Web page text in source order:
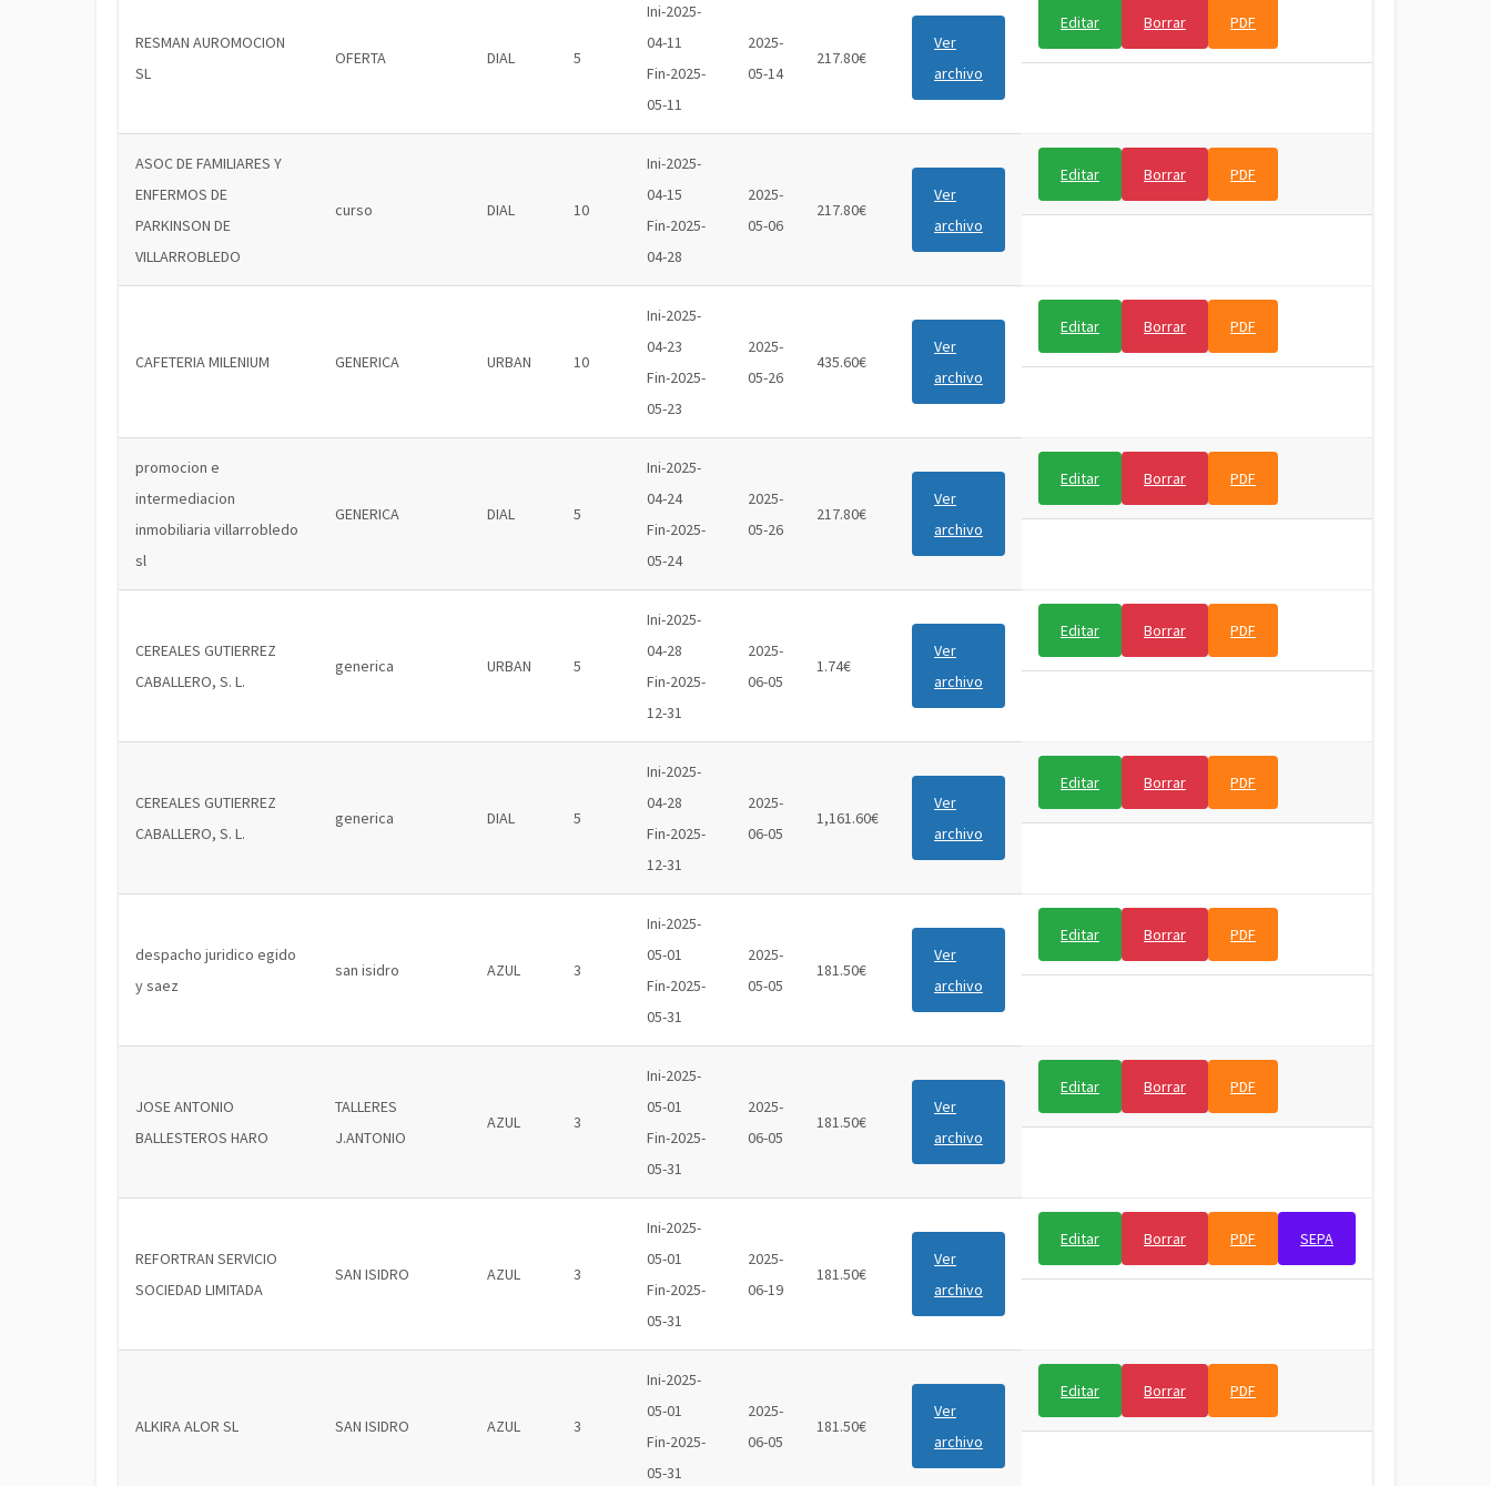
RESMAN AUROMOCION
SL
OFERTA DIAL 5
Ini-2025-
04-11
Fin-2025-
05-11
2025-
05-14
217.80€
Ver
archivo
Editar Borrar PDF
ASOC DE FAMILIARES Y
ENFERMOS DE
PARKINSON DE
VILLARROBLEDO
curso DIAL 10
Ini-2025-
04-15
Fin-2025-
04-28
2025-
05-06
217.80€
Ver
archivo
Editar Borrar PDF
CAFETERIA MILENIUM GENERICA URBAN 10
Ini-2025-
04-23
Fin-2025-
05-23
2025-
05-26
435.60€
Ver
archivo
Editar Borrar PDF
promocion e
intermediacion
inmobiliaria villarrobledo
sl
GENERICA DIAL 5
Ini-2025-
04-24
Fin-2025-
05-24
2025-
05-26
217.80€
Ver
archivo
Editar Borrar PDF
CEREALES GUTIERREZ
CABALLERO, S. L.
generica URBAN 5
Ini-2025-
04-28
Fin-2025-
12-31
2025-
06-05
1.74€
Ver
archivo
Editar Borrar PDF
CEREALES GUTIERREZ
CABALLERO, S. L.
generica DIAL 5
Ini-2025-
04-28
Fin-2025-
12-31
2025-
06-05
1,161.60€
Ver
archivo
Editar Borrar PDF
despacho juridico egido
y saez
san isidro AZUL 3
Ini-2025-
05-01
Fin-2025-
05-31
2025-
05-05
181.50€
Ver
archivo
Editar Borrar PDF
JOSE ANTONIO
BALLESTEROS HARO
TALLERES
J.ANTONIO
AZUL 3
Ini-2025-
05-01
Fin-2025-
05-31
2025-
06-05
181.50€
Ver
archivo
Editar Borrar PDF
REFORTRAN SERVICIO
SOCIEDAD LIMITADA
SAN ISIDRO AZUL 3
Ini-2025-
05-01
Fin-2025-
05-31
2025-
06-19
181.50€
Ver
archivo
Editar Borrar PDF SEPA
ALKIRA ALOR SL SAN ISIDRO AZUL 3
Ini-2025-
05-01
Fin-2025-
05-31
2025-
06-05
181.50€
Ver
archivo
Editar Borrar PDF